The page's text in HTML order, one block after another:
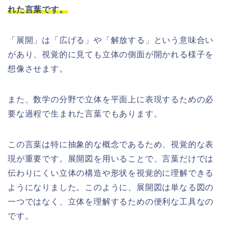
れた言葉です。
「展開」は「広げる」や「解放する」という意味合い
があり、視覚的に見ても立体の側面が開かれる様子を
想像させます。
また、数学の分野で立体を平面上に表現するための必
要な過程で生まれた言葉でもあります。
この言葉は特に抽象的な概念であるため、視覚的な表
現が重要です。展開図を用いることで、言葉だけでは
伝わりにくい立体の構造や形状を視覚的に理解できる
ようになりました。このように、展開図は単なる図の
一つではなく、立体を理解するための便利な工具なの
です。